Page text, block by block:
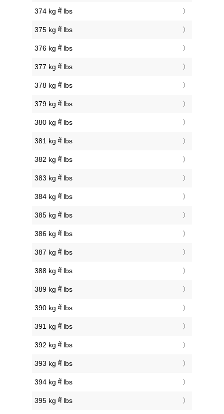
374 kg में lbs
375 kg में lbs
376 kg में lbs
377 kg में lbs
378 kg में lbs
379 kg में lbs
380 kg में lbs
381 kg में lbs
382 kg में lbs
383 kg में lbs
384 kg में lbs
385 kg में lbs
386 kg में lbs
387 kg में lbs
388 kg में lbs
389 kg में lbs
390 kg में lbs
391 kg में lbs
392 kg में lbs
393 kg में lbs
394 kg में lbs
395 kg में lbs